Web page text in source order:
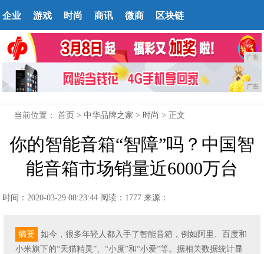
企业 游戏 时尚 商讯 微商 区块链
广告
广告
当前位置：首页 >中华品牌之家 > 时尚 > 正文
你的智能音箱“智障”吗？中国智
能音箱市场销量近6000万台
时间：2020-03-29 08:23:44 阅读：1777 来源：
摘要
​如今，很多年轻人都入手了智能音箱，例如阿里、百度和
小米旗下的“天猫精灵”、“小度”和“小爱”等。据相关数据统计显